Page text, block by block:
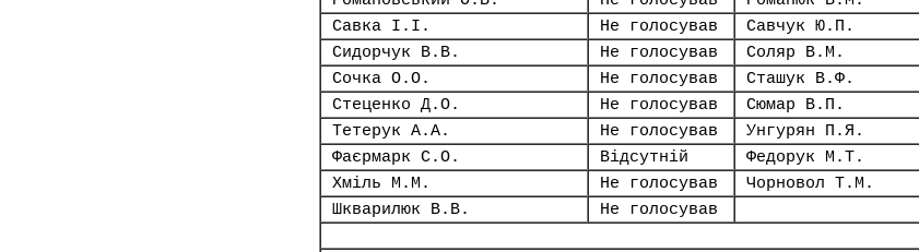
Савка І.І.
Не голосував Савчук Ю.П.
Сидорчук В.В.
Не голосував Соляр В.М.
Сочка О.О.
Не голосував Сташук В.Ф.
Стеценко Д.О.
Не голосував Сюмар В.П.
Тетерук А.А.
Не голосував Унгурян П.Я.
Фаєрмарк С.О.
Відсутній Федорук М.Т.
Хміль М.М.
Не голосував Чорновол Т.М.
Шкварилюк В.В.
Не голосував